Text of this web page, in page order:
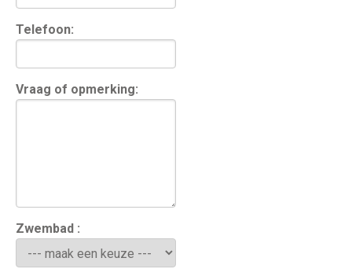
Telefoon:
Vraag of opmerking:
Zwembad :